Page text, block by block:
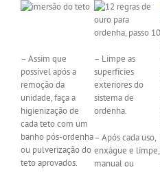
– Assim que
possível após a
remoção da
unidade, faça a
higienização de
cada teto com um
banho pós-ordenha
ou pulverização do
teto aprovados.
– Limpe as
superfícies
exteriores do
sistema de
ordenha.
– Após cada uso,
enxágue e limpe,
manual ou